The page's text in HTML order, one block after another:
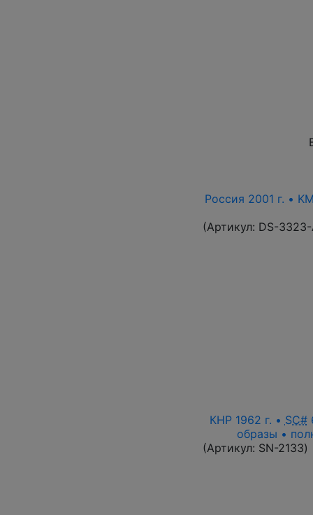
Россия 2001 г. •
(Артикул: DS-
КНР 1962 г. • SC#
образы •
(Артикул: SN-2133)